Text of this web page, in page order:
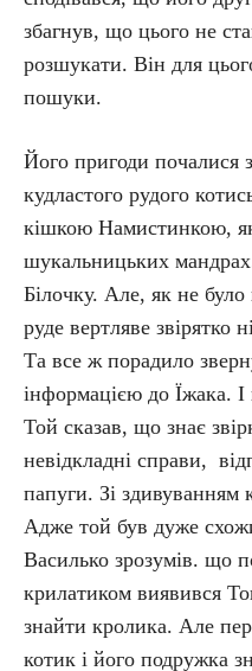
збагнув, що цього не
розшукати. Він для
пошуки.
Його пригоди почалися
кудластого рудого
кішкою Намистинкою,
шукальницьких
Білочку. Але, як не
руде вертляве звірятко
Та все ж порадило
інформацією до Їжака. І
Той сказав, що знає
невідкладні справи,
папуги. Зі здивуванням
Адже той був дуже
Василько зрозумів. що
крилатиком виявився
знайти кролика. Але
котик і його подружка